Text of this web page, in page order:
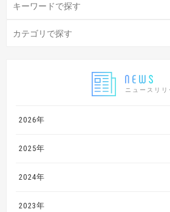
ニュースリリ
2026年
2025年
2024年
2023年